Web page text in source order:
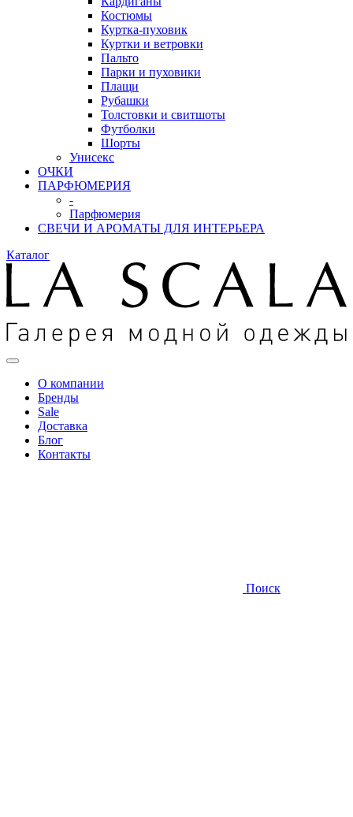
Костюмы
Куртка-пуховик
Куртки и ветровки
Пальто
Парки и пуховики
Плащи
Рубашки
Толстовки и свитшоты
Футболки
Шорты
Унисекс
ОЧКИ
ПАРФЮМЕРИЯ
-
Парфюмерия
СВЕЧИ И АРОМАТЫ ДЛЯ ИНТЕРЬЕРА
Каталог
О компании
Бренды
Sale
Доставка
Блог
Контакты
Поиск